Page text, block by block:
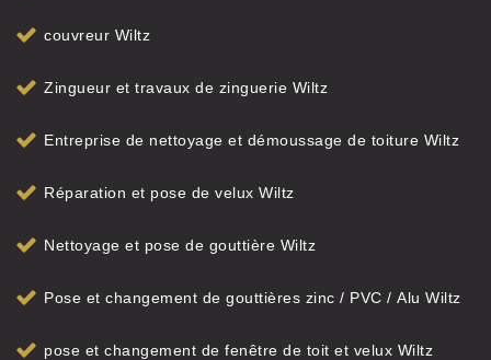
couvreur Wiltz
Zingueur et travaux de zinguerie Wiltz
Entreprise de nettoyage et démoussage de toiture Wiltz
Réparation et pose de velux Wiltz
Nettoyage et pose de gouttière Wiltz
Pose et changement de gouttières zinc / PVC / Alu Wiltz
pose et changement de fenêtre de toit et velux Wiltz